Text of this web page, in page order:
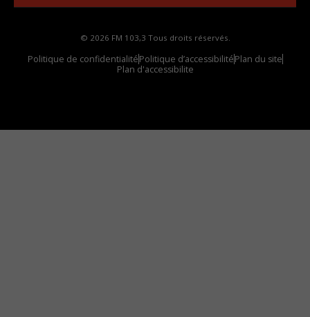
© 2026 FM 103,3 Tous droits réservés.
Politique de confidentialitéPolitique d’accessibilitéPlan du site
Plan d'accessibilite